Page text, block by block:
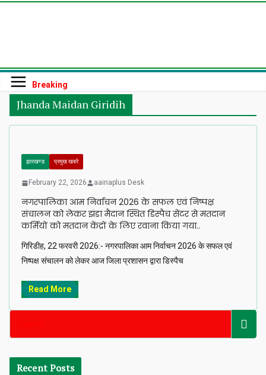
Breaking
Jhanda Maidan Giridih
झारखण्ड प्रमुख खबरे
February 22, 2026 aainaplus Desk
नगरपालिका आम निर्वाचन 2026 के सफल एवं निष्पक्ष
संचालन को लेकर झंडा मैदान स्थित डिस्पैच सेंटर से मतदान
कर्मियों को मतदान केंद्रों के लिए रवाना किया गया..
गिरिडीह, 22 फरवरी 2026:- नगरपालिका आम निर्वाचन 2026 के सफल एवं
निष्पक्ष संचालन को लेकर आज जिला प्रशासन द्वारा डिस्पैच
Read More
Recent Posts